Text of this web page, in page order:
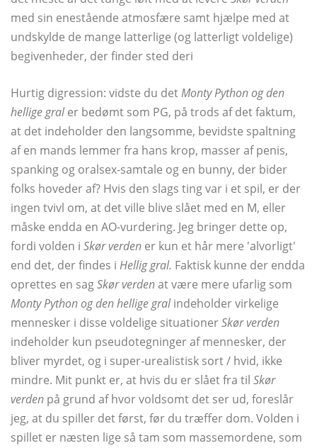
med sin enestående atmosfære samt hjælpe med at
undskylde de mange latterlige (og latterligt voldelige)
begivenheder, der finder sted deri
Hurtig digression: vidste du detMonty Python og den
hellige graler bedømt som PG, på trods af det faktum,
at det indeholder den langsomme, bevidste spaltning
af en mands lemmer fra hans krop, masser af penis,
spanking og oralsex-samtale og en bunny, der bider
folks hoveder af? Hvis den slags ting var i et spil, er der
ingen tvivl om, at det ville blive slået med en M, eller
måske endda en AO-vurdering. Jeg bringer dette op,
fordi volden i Skør verden er kun et hår mere 'alvorligt'
end det, der findes i Hellig gral. Faktisk kunne der endda
oprettes en sagSkør verdenat være mere ufarlig som
Monty Python og den hellige gralindeholder virkelige
mennesker i disse voldelige situationerSkør verden
indeholder kun pseudotegninger af mennesker, der
bliver myrdet, og i super-urealistisk sort / hvid, ikke
mindre. Mit punkt er, at hvis du er slået fra til Skør
verden på grund af hvor voldsomt det ser ud, foreslår
jeg, at du spiller det først, før du træffer dom. Volden i
spillet er næsten lige så tam som massemordene, som